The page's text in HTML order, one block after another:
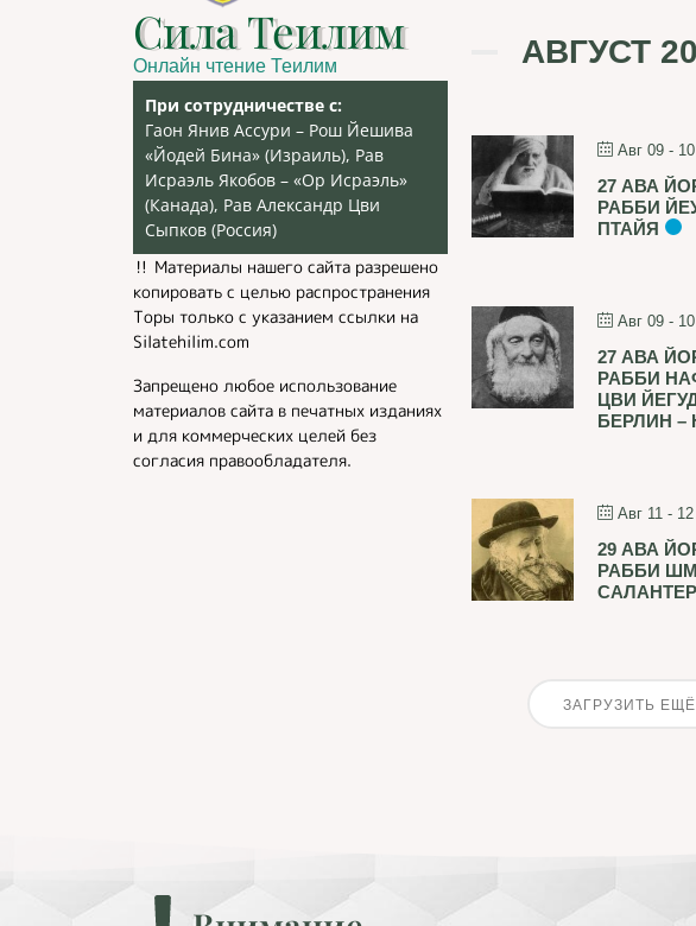
Сила Теилим
Онлайн чтение Теилим
При сотрудничестве с:
Гаон Янив Ассури – Рош Йешива
«Йодей Бина» (Израиль), Рав
Исраэль Якобов – «Ор Исраэль»
(Канада), Рав Александр Цви
Сыпков (Россия)
‼️ Материалы нашего сайта разрешено
копировать с целью распространения
Торы только с указанием ссылки на
Silatehilim.com
Запрещено любое использование
материалов сайта в печатных изданиях
и для коммерческих целей без
согласия правообладателя.
АВГУСТ
Авг 09 -
27 АВА
РАББИ
ПТАЙЯ
Авг 09 -
27 АВА
РАББИ
ЦВИ
БЕРЛИН –
Авг 11 -
29 АВА
РАББИ
САЛАНТЕР
ЗАГРУЗИТЬ ЕЩЁ